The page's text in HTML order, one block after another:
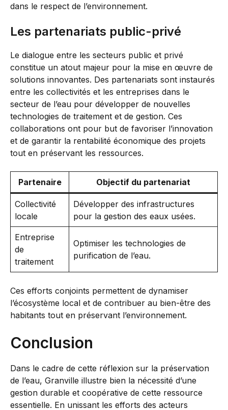
dans le respect de l’environnement.
Les partenariats public-privé
Le dialogue entre les secteurs public et privé
constitue un atout majeur pour la mise en œuvre de
solutions innovantes. Des partenariats sont instaurés
entre les collectivités et les entreprises dans le
secteur de l’eau pour développer de nouvelles
technologies de traitement et de gestion. Ces
collaborations ont pour but de favoriser l’innovation
et de garantir la rentabilité économique des projets
tout en préservant les ressources.
Partenaire Objectif du partenariat
Collectivité
locale
Développer des infrastructures
pour la gestion des eaux usées.
Entreprise
de
traitement
Optimiser les technologies de
purification de l’eau.
Ces efforts conjoints permettent de dynamiser
l’écosystème local et de contribuer au bien-être des
habitants tout en préservant l’environnement.
Conclusion
Dans le cadre de cette réflexion sur la préservation
de l’eau, Granville illustre bien la nécessité d’une
gestion durable et coopérative de cette ressource
essentielle. En unissant les efforts des acteurs